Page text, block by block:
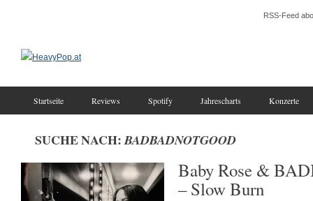
RSS-Feed
Startseite Reviews Spotify Jahrescharts Konzerte
SUCHE NACH:BADBADNOTGOOD
Baby Rose &
– Slow Burn